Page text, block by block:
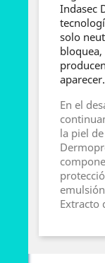
Indasec
solo
aparecer.
En el
la piel
Extracto